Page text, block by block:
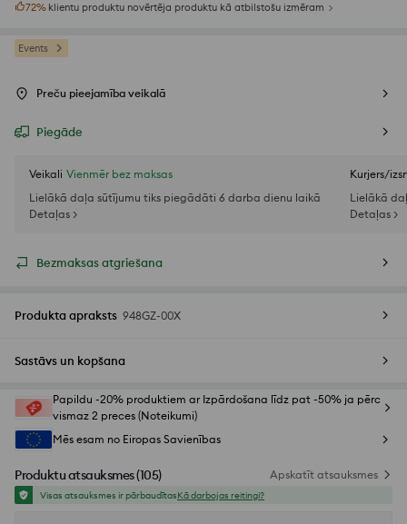
72% klientu produktu novērtēja produktu kā atbilstošu izmēram
Events
Preču pieejamība veikalā
Piegāde
Veikali Vienmēr bez maksas
Lielākā daļa sūtījumu tiks piegādāti 6 darba dienu laikā
Detaļas >
Kurjers/
Lielākā
Detaļas >
Bezmaksas atgriešana
Produkta apraksts 948GZ-00X
Sastāvs un kopšana
Papildu -20% produktiem ar Izpārdošana līdz pat -50% ja pērc
vismaz 2 preces (Noteikumi)
Mēs esam no Eiropas Savienības
Produktu atsauksmes(105) Apskatīt atsauksmes
Visas atsauksmes ir pārbaudītasKā darbojas reitingi?